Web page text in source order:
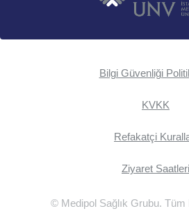
Bilgi Güvenliği
KVKK
Refakatçi
Ziyaret Saatleri
© Medipol Sağlık Grubu. Tüm